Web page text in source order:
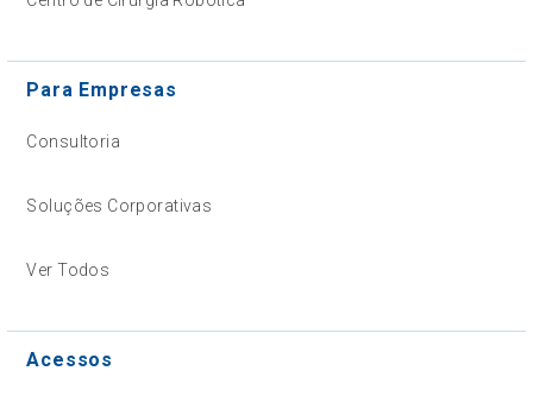
Para Empresas
Consultoria
Soluções Corporativas
Ver Todos
Acessos